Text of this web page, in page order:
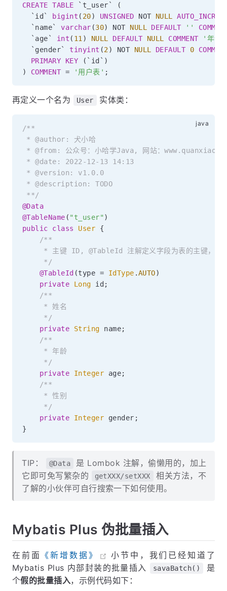
CREATE TABLE ` t_user `
(
` id ` bigint ( 20) UNSIGNED NOT NULL
` name` varchar (30) NOT NULL DEFAULT ''
` age ` int ( 11 ) NULL DEFAULT NULL COMMENT '年龄'
` gender` tinyint (2) NOT NULL DEFAULT 0
PRIMARY
KEY ( ` id ` )
)
COMMENT = '用户表' ;
再定义一个名为 User 实体类：
/**
* @author: 犬小哈
* @from: 公众号：小哈学Java, 网站：
* @date: 2022-12-13 14:13
* @version: v1.0.0
* @description: TODO
**/
@Data
@TableName ( "t_user" )
public
class User
{
/**
* 主键 ID, @TableId 注解定义字段为表的主键，
     */
@TableId (type = IdType .AUTO)
private
Long id ;
/**
     * 姓名
     */
private
String name;
/**
     * 年龄
     */
private
Integer age;
/**
     * 性别
     */
private
Integer gender ;
}
TIP： @Data
是 Lombok 注解，偷懒用的，加上
它即可免写繁杂的
getXXX/setXXX
相关方法，不
了解的小伙伴可自行搜索一下如何使用。
Mybatis Plus 伪批量插入
在前面 《新增数据》
小节中，我们已经知道了
Mybatis Plus 内部封装的批量插入
savaBatch()
是
个假的批量插入，示例代码如下：